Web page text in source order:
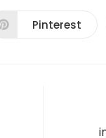
Ouvrir
Pinterest